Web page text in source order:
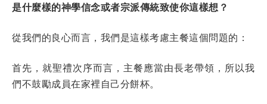
是什麼樣的神學信念或者宗派傳統致使你這樣想？
從我們的良心而言，我們是這樣考慮主餐這個問題的：
首先，就聖禮次序而言，主餐應當由長老帶領，所以我
們不鼓勵成員在家裡自己分餅杯。